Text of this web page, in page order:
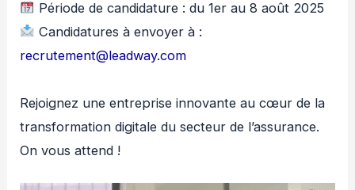
Période de candidature : du 1er au 8 août 2025
Candidatures à envoyer à :
recrutement@leadway.com
Rejoignez une entreprise innovante au cœur de la
transformation digitale du secteur de l’assurance.
On vous attend !